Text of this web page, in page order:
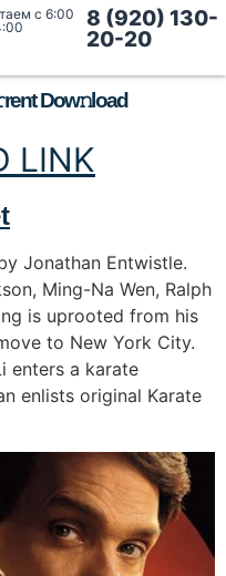
с 6:00
8 (920) 130-
20-20
Dow𝚗load
LINK
Jonathan Entwistle.
Ming-Na Wen, Ralph
is uprooted from his
to New York City.
enters a karate
enlists original Karate